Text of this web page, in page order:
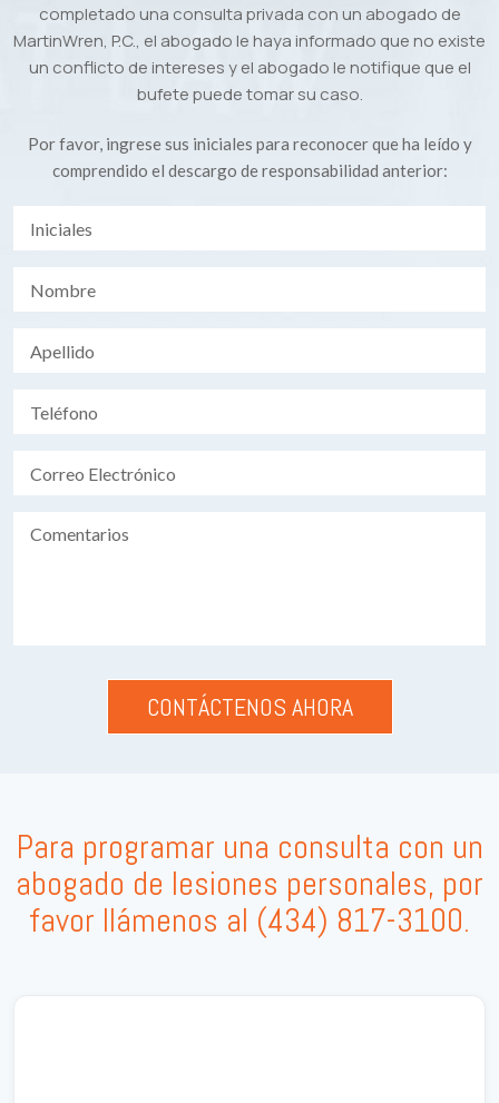
completado una consulta privada con un abogado de
MartinWren, P.C., el abogado le haya informado que no existe
un conflicto de intereses y el abogado le notifique que el
bufete puede tomar su caso.
Por favor, ingrese sus iniciales para reconocer que ha leído y
comprendido el descargo de responsabilidad anterior:
Para programar una consulta con un
abogado de lesiones personales, por
favor llámenos al (434) 817-3100.